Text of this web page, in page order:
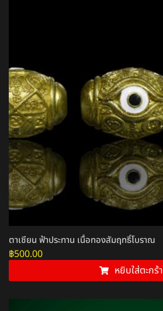
ตาเซียน ฟ้าประทาน เนื้อทองสัมฤทธิ์โบราณ
฿500.00
หยิบใส่ตะกร้า